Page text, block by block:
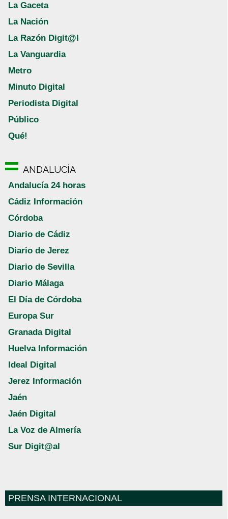
La Gaceta
La Nación
La Razón Digit@l
La Vanguardia
Metro
Minuto Digital
Periodista Digital
Público
Qué!
ANDALUCÍA
Andalucía 24 horas
Cádiz Información
Córdoba
Diario de Cádiz
Diario de Jerez
Diario de Sevilla
Diario Málaga
El Día de Córdoba
Europa Sur
Granada Digital
Huelva Información
Ideal Digital
Jerez Información
Jaén
Jaén Digital
La Voz de Almería
Sur Digit@al
PRENSA INTERNACIONAL